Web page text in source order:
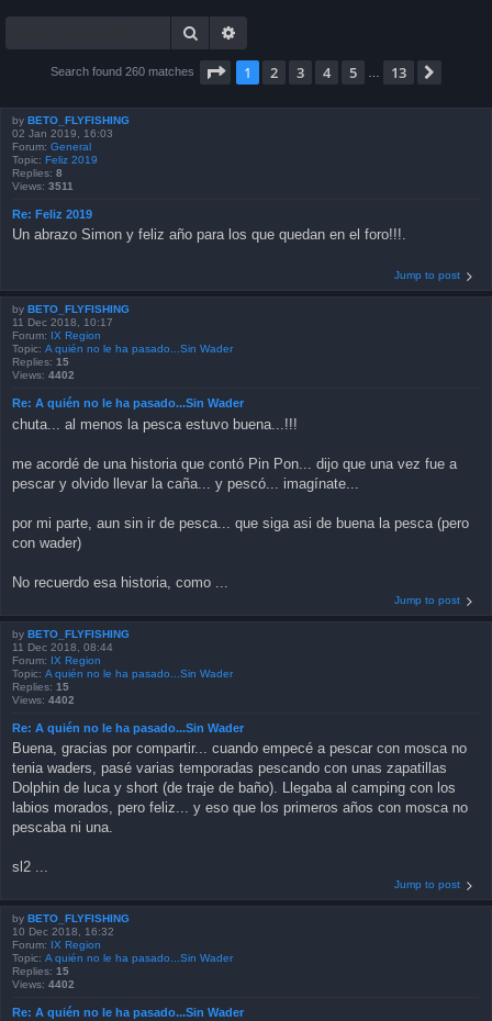
Search
Search found 260 matches Page 1of 13
1 2 3 4 5 13
by BETO_FLYFISHING
02 Jan 2019, 16:03
Forum: General
Topic: Feliz 2019
Replies: 8
Views: 3511
Re: Feliz 2019
Un abrazo Simon y feliz año para los que quedan en el foro!!!.
Jump to post
by BETO_FLYFISHING
11 Dec 2018, 10:17
Forum: IX Region
Topic: A quién no le ha pasado...Sin Wader
Replies: 15
Views: 4402
Re: A quién no le ha pasado...Sin Wader
chuta... al menos la pesca estuvo buena...!!!
me acordé de una historia que contó Pin Pon... dijo que una vez fue a
pescar y olvido llevar la caña... y pescó... imagínate...
por mi parte, aun sin ir de pesca... que siga asi de buena la pesca (pero
con wader)
No recuerdo esa historia, como ...
Jump to post
by BETO_FLYFISHING
11 Dec 2018, 08:44
Forum: IX Region
Topic: A quién no le ha pasado...Sin Wader
Replies: 15
Views: 4402
Re: A quién no le ha pasado...Sin Wader
Buena, gracias por compartir... cuando empecé a pescar con mosca no
tenia waders, pasé varias temporadas pescando con unas zapatillas
Dolphin de luca y short (de traje de baño). Llegaba al camping con los
labios morados, pero feliz... y eso que los primeros años con mosca no
pescaba ni una.
sl2 ...
Jump to post
by BETO_FLYFISHING
10 Dec 2018, 16:32
Forum: IX Region
Topic: A quién no le ha pasado...Sin Wader
Replies: 15
Views: 4402
Re: A quién no le ha pasado...Sin Wader